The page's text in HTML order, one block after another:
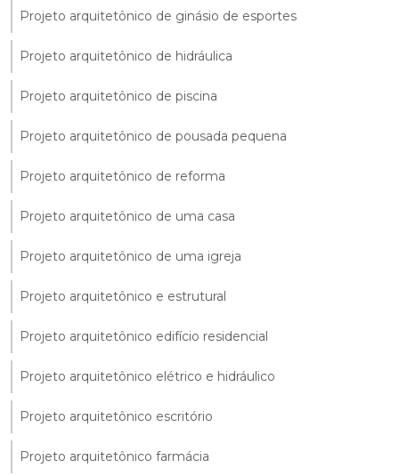
Projeto arquitetônico de ginásio de esportes
Projeto arquitetônico de hidráulica
Projeto arquitetônico de piscina
Projeto arquitetônico de pousada pequena
Projeto arquitetônico de reforma
Projeto arquitetônico de uma casa
Projeto arquitetônico de uma igreja
Projeto arquitetônico e estrutural
Projeto arquitetônico edifício residencial
Projeto arquitetônico elétrico e hidráulico
Projeto arquitetônico escritório
Projeto arquitetônico farmácia